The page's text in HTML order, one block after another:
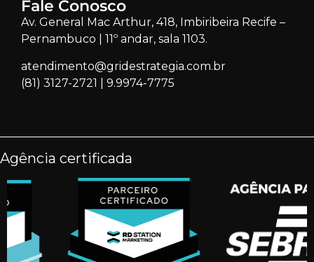
Fale Conosco
Av. General Mac Arthur, 418, Imbiribeira Recife –
Pernambuco | 11º andar, sala 1103.
atendimento@gridestrategia.com.br
(81) 3127-2721
9.9974-7775
Agência certificada